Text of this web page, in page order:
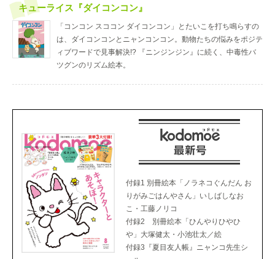
キューライス『ダイコンコン』
「コンコン スココン ダイコンコン」とたいこを打ち鳴らすの
は、ダイコンコンとニャンコンコン。動物たちの悩みをポジテ
ィブワードで見事解決!? 『ニンジンジン』に続く、中毒性バ
ツグンのリズム絵本。
付録1 別冊絵本「ノラネコぐんだん お
りがみごはんやさん」いしばしなお
こ・工藤ノリコ
付録2 別冊絵本「ひんやりひやひ
や」大塚健太・小池壮太／絵
付録3『夏目友人帳』ニャンコ先生シ